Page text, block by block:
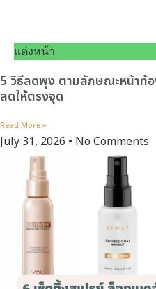
แต่งหน้า
5 วิธีลดพุง ตามลักษณะหน้าท้
ลดให้ตรงจุด
Read More »
July 31, 2026 No Comments